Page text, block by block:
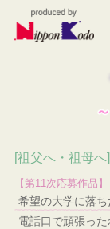
[祖父へ・祖母
【第11次応募作品】
希望の大学に落
電話口で頑張っ